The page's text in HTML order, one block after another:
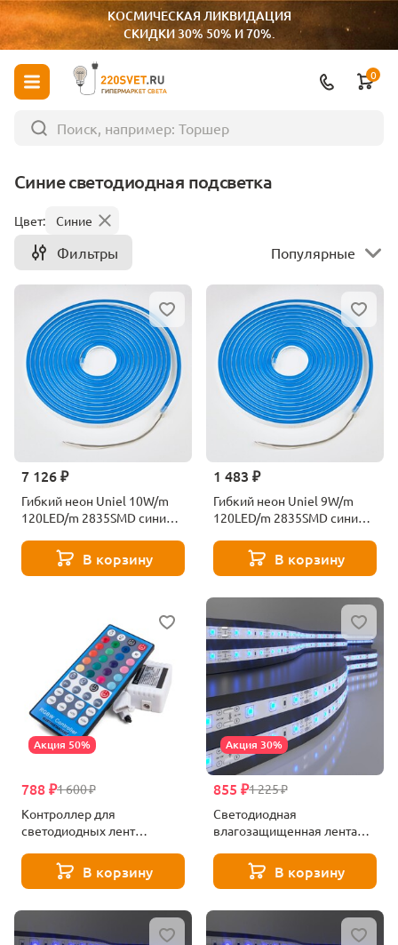
КОСМИЧЕСКАЯ ЛИКВИДАЦИЯ
СКИДКИ 30% 50% И 70%.
ГИПЕРМАРКЕТ СВЕТА
0
Синие светодиодная подсветка
Цвет: Синие
Фильтры Популярные
7 126 ₽
Гибкий неон Uniel 10W/m
120LED/m 2835SMD синий
120LED/m-8mm-IP67-
DC24V-10W/m-15M-Blue UL-
В корзину
1 483 ₽
Гибкий неон Uniel 9W/m
120LED/m 2835SMD синий
120LED/m-6mm-IP67-
DC12V-9W/m-5M-Blue UL-
В корзину
Акция 50%
1 600 ₽
788 ₽
Контроллер для
светодиодных лент
24V 60Led 10W IP20 RGBW,
5050 24V 60Led 14,4W IP20
В корзину
Акция 30%
1 225 ₽
855 ₽
Светодиодная
влагозащищенная лента
60LED/m 2835SMD синий
5M a040999В корзину